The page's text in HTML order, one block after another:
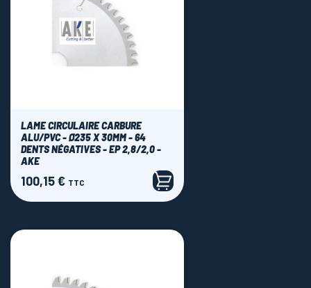
LAME CIRCULAIRE CARBURE
ALU/PVC - Ø235 X 30MM - 64
DENTS NÉGATIVES - EP 2,8/2,0 -
AKE
Prix
100,15 € TTC